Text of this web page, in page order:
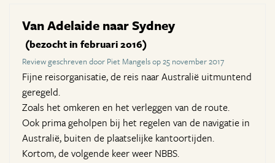
Van Adelaide naar Sydney
(bezocht in februari 2016)
Review geschreven door Piet Mangels op 25 november 2017
Fijne reisorganisatie, de reis naar Australië uitmuntend
geregeld.
Zoals het omkeren en het verleggen van de route.
Ook prima geholpen bij het regelen van de navigatie in
Australië, buiten de plaatselijke kantoortijden.
Kortom, de volgende keer weer NBBS.